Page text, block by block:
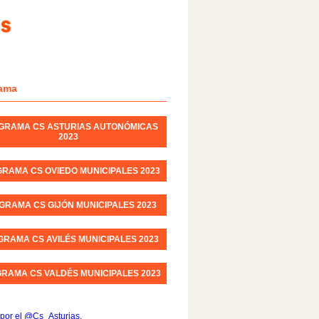
CS ASTURIAS AUTONÓMICAS
2023
CS OVIEDO MUNICIPALES 2023
CS GIJÓN MUNICIPALES 2023
CS AVILÉS MUNICIPALES 2023
CS VALDÉS MUNICIPALES 2023
el @Cs_Asturias.